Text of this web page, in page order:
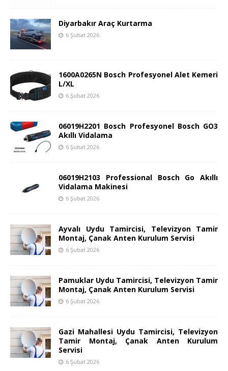
Diyarbakır Araç Kurtarma
6 Şubat 2026
1600A0265N Bosch Profesyonel Alet Kemeri
L/XL
6 Şubat 2026
06019H2201 Bosch Profesyonel Bosch GO3
Akıllı Vidalama
6 Şubat 2026
06019H2103 Professional Bosch Go Akıllı
Vidalama Makinesi
6 Şubat 2026
Ayvalı Uydu Tamircisi, Televizyon Tamir
Montaj, Çanak Anten Kurulum Servisi
6 Şubat 2026
Pamuklar Uydu Tamircisi, Televizyon Tamir
Montaj, Çanak Anten Kurulum Servisi
6 Şubat 2026
Gazi Mahallesi Uydu Tamircisi, Televizyon
Tamir Montaj, Çanak Anten Kurulum
Servisi
6 Şubat 2026